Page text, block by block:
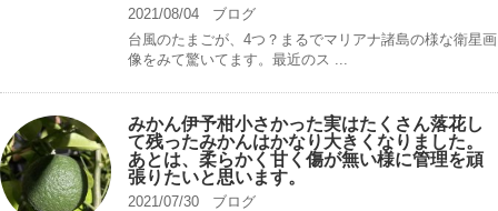
2021/08/04
ブログ
台風のたまごが、4つ？まるでマリアナ諸島の様な衛星画
像をみて驚いてます。最近のス ...
みかん伊予柑小さかった実はたくさん落花し
て残ったみかんはかなり大きくなりました。
あとは、柔らかく甘く傷が無い様に管理を頑
張りたいと思います。
2021/07/30
ブログ